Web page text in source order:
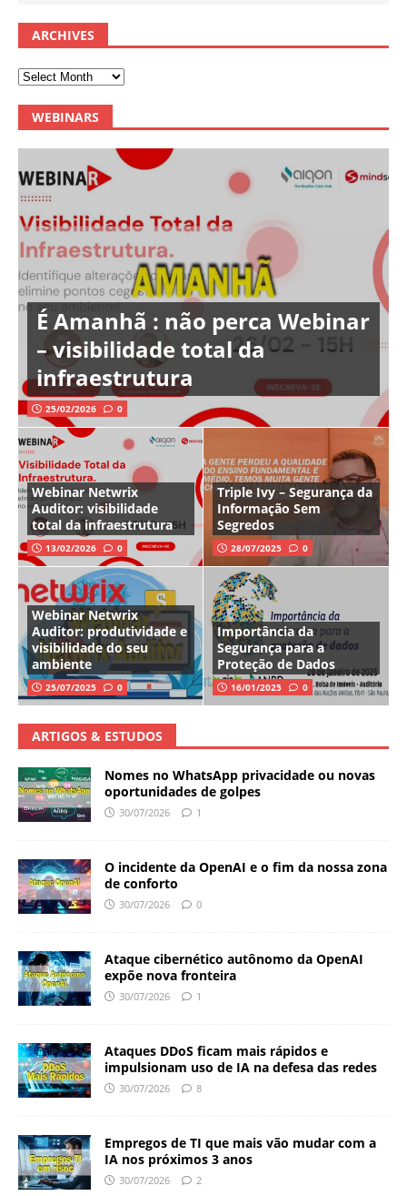
ARCHIVES
WEBINARS
É Amanhã : não perca Webinar
– visibilidade total da
infraestrutura
25/02/2026 0
Webinar Netwrix
Auditor: visibilidade
total da infraestrutura
13/02/2026 0
Triple Ivy – Segurança da
Informação Sem
Segredos
28/07/2025 0
Webinar Netwrix
Auditor: produtividade e
visibilidade do seu
ambiente
25/07/2025 0
Importância da
Segurança para a
Proteção de Dados
16/01/2025 0
ARTIGOS & ESTUDOS
Nomes no WhatsApp privacidade ou novas
oportunidades de golpes
30/07/2026 1
O incidente da OpenAI e o fim da nossa zona
de conforto
30/07/2026 0
Ataque cibernético autônomo da OpenAI
expõe nova fronteira
30/07/2026 1
Ataques DDoS ficam mais rápidos e
impulsionam uso de IA na defesa das redes
30/07/2026 8
Empregos de TI que mais vão mudar com a
IA nos próximos 3 anos
30/07/2026 2